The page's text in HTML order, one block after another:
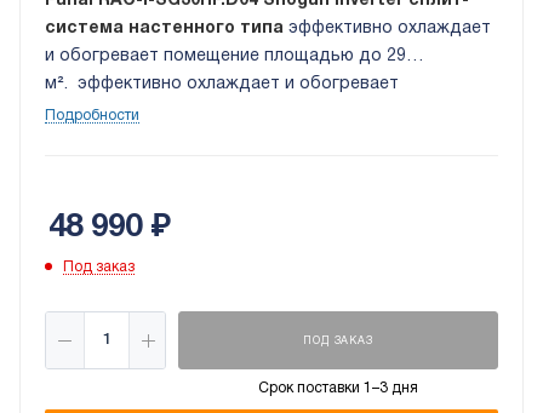
система настенного типа эффективно охлаждает
и обогревает помещение площадью до 29
м².
эффективно охлаждает и обогревает
помещение площадью до 25 м². УФ-обработка для
Подробности
48 990₽
Под заказ
ПОД ЗАКАЗ
Срок поставки 1–3 дня